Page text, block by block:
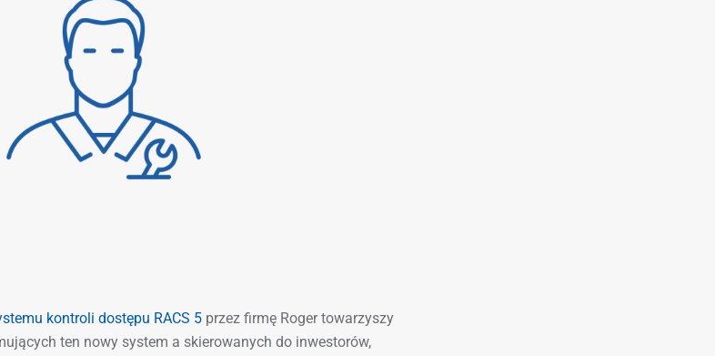
kontroli dostępu RACS 5przez firmę Roger towarzyszy
ten nowy system a skierowanych do inwestorów,